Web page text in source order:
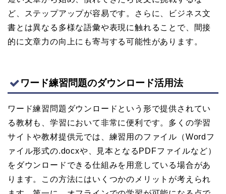
ど、ステップアップが容易です。さらに、ビジネス文
書とは異なる多様な語彙や表現に触れることで、間接
的に文章力の向上にも寄与する可能性があります。
ワード練習問題のダウンロード活用法
ワード練習問題ダウンロードという形で提供されてい
る教材も、学習において非常に便利です。多くの学習
サイトや教材提供元では、練習用のファイル（Wordフ
ァイル形式の.docxや、見本となるPDFファイルなど）
をダウンロードできる仕組みを用意している場合があ
ります。この方法にはいくつかのメリットが考えられ